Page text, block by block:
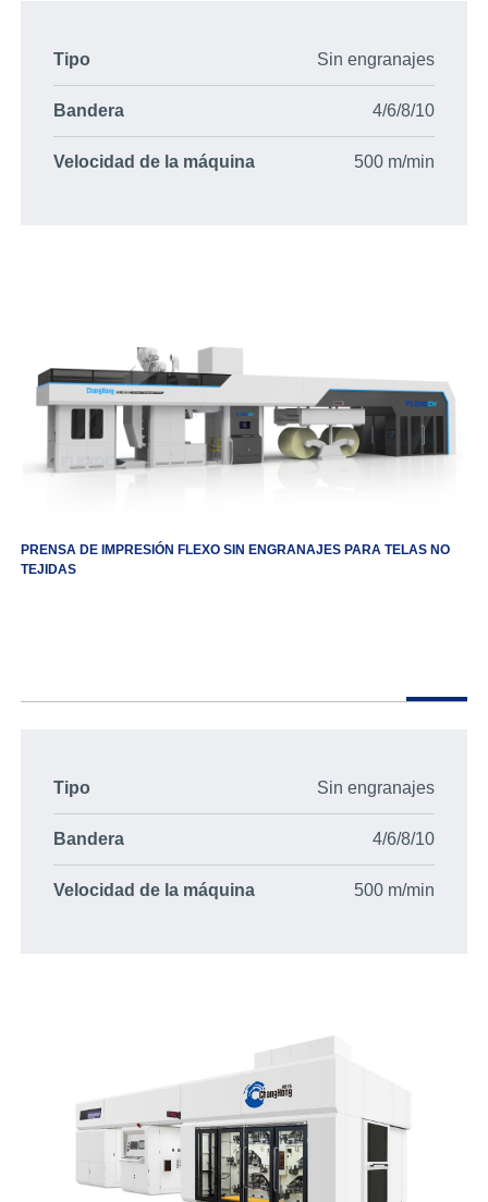
Tipo Sin engranajes
Bandera 4/6/8/10
Velocidad de la máquina 500 m/min
PRENSA DE IMPRESIÓN FLEXO SIN ENGRANAJES PARA TELAS NO
TEJIDAS
Tipo Sin engranajes
Bandera 4/6/8/10
Velocidad de la máquina 500 m/min